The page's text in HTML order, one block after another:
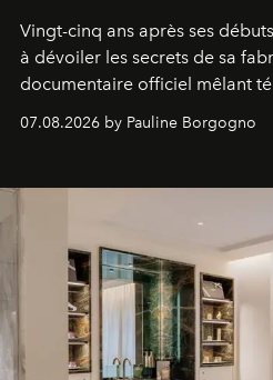
Vingt-cinq ans après ses
à dévoiler les secrets de sa
documentaire officiel mêlant
inédites et plongée dans les
générationnel.
07.08.2026 by Pauline Borgogno